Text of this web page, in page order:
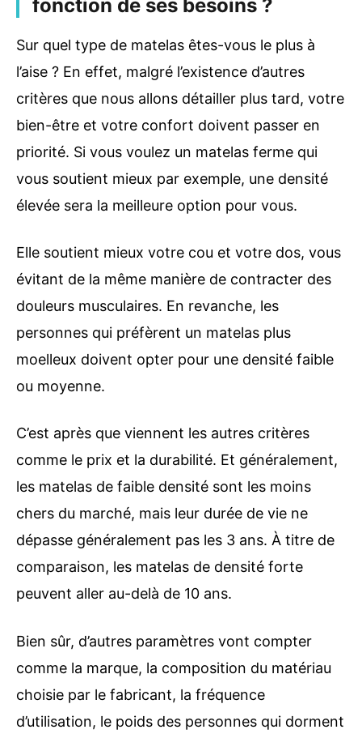
fonction de ses besoins ?
Sur quel type de matelas êtes-vous le plus à
l’aise ? En effet, malgré l’existence d’autres
critères que nous allons détailler plus tard, votre
bien-être et votre confort doivent passer en
priorité. Si vous voulez un matelas ferme qui
vous soutient mieux par exemple, une densité
élevée sera la meilleure option pour vous.
Elle soutient mieux votre cou et votre dos, vous
évitant de la même manière de contracter des
douleurs musculaires. En revanche, les
personnes qui préfèrent un matelas plus
moelleux doivent opter pour une densité faible
ou moyenne.
C’est après que viennent les autres critères
comme le prix et la durabilité. Et généralement,
les matelas de faible densité sont les moins
chers du marché, mais leur durée de vie ne
dépasse généralement pas les 3 ans. À titre de
comparaison, les matelas de densité forte
peuvent aller au-delà de 10 ans.
Bien sûr, d’autres paramètres vont compter
comme la marque, la composition du matériau
choisie par le fabricant, la fréquence
d’utilisation, le poids des personnes qui dorment